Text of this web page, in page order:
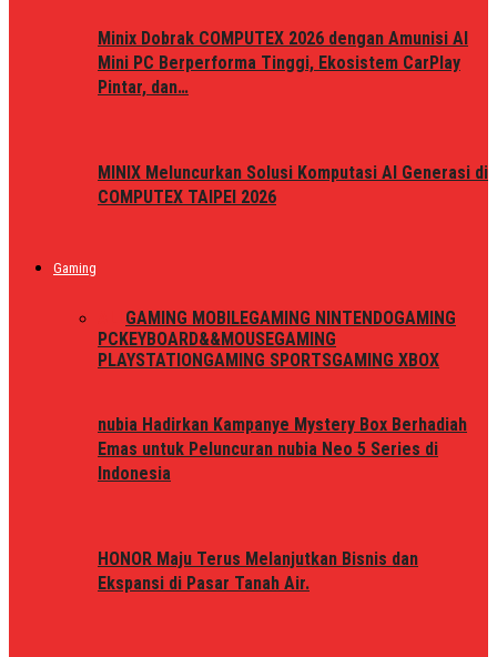
Minix Dobrak COMPUTEX 2026 dengan Amunisi AI
Mini PC Berperforma Tinggi, Ekosistem CarPlay
Pintar, dan…
MINIX Meluncurkan Solusi Komputasi AI Generasi di
COMPUTEX TAIPEI 2026
Gaming
GAMING MOBILEGAMING NINTENDOGAMING
PCKEYBOARD&&MOUSEGAMING
PLAYSTATIONGAMING SPORTSGAMING XBOX
nubia Hadirkan Kampanye Mystery Box Berhadiah
Emas untuk Peluncuran nubia Neo 5 Series di
Indonesia
HONOR Maju Terus Melanjutkan Bisnis dan
Ekspansi di Pasar Tanah Air.